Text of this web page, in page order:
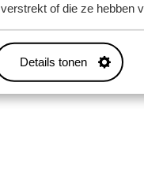
verstrekt of die ze hebben
Details tonen